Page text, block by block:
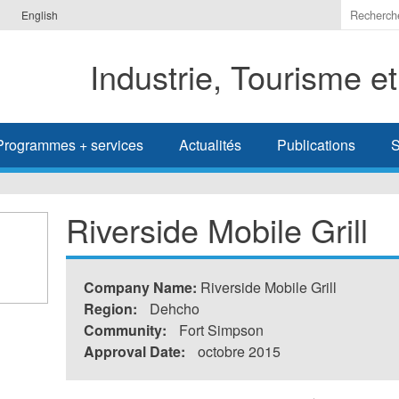
English
Indiquer
les
à
Industrie, Tourisme
+ services Actualités Publications
Riverside Mobile Grill
Company Name: Riverside Mobile Grill
Region:
Dehcho
Community:
Fort Simpson
Approval Date:
octobre 2015